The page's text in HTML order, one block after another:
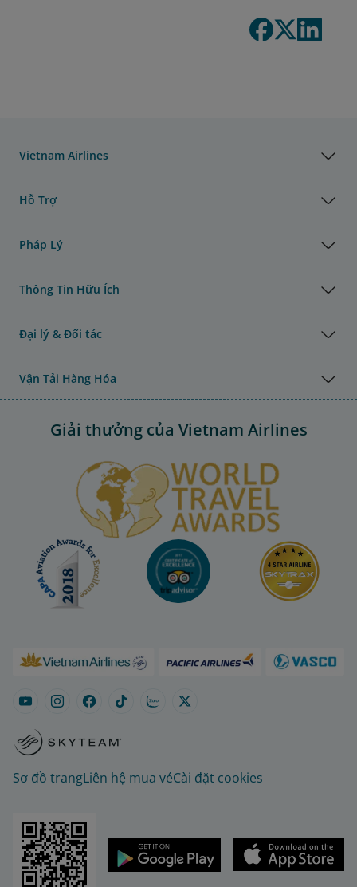
Vietnam Airlines
Hỗ Trợ
Pháp Lý
Thông Tin Hữu Ích
Đại lý & Đối tác
Vận Tải Hàng Hóa
Giải thưởng của Vietnam Airlines
Sơ đồ trangLiên hệ mua véCài đặt cookies